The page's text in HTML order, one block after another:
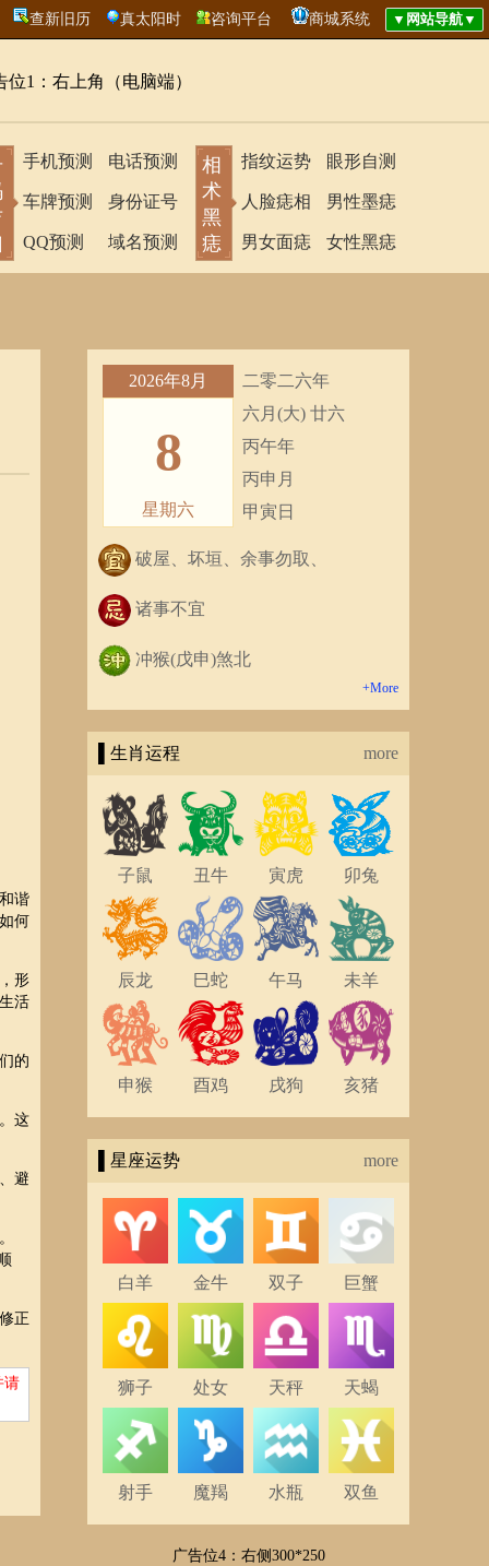
查新旧历 真太阳时 咨询平台 商城系统
位1：右上角（电脑端）
手机预测
车牌预测
QQ预测
电话预测
身份证号
域名预测
相
术
黑
痣
指纹运势
人脸痣相
男女面痣
眼形自测
男性墨痣
女性黑痣
谐
何
形
活
的
这
避
正
请
2026年8月
8
星期六
二零二六年
六月(大) 廿六
丙午年
丙申月
甲寅日
破屋、坏垣、余事勿取、
诸事不宜
冲猴(戊申)煞北
+More
▌生肖运程 more
子鼠 丑牛 寅虎 卯兔
辰龙 巳蛇 午马 未羊
申猴 酉鸡 戌狗 亥猪
▌星座运势 more
白羊 金牛 双子 巨蟹
狮子 处女 天秤 天蝎
射手 魔羯 水瓶 双鱼
广告位4：右侧300*250